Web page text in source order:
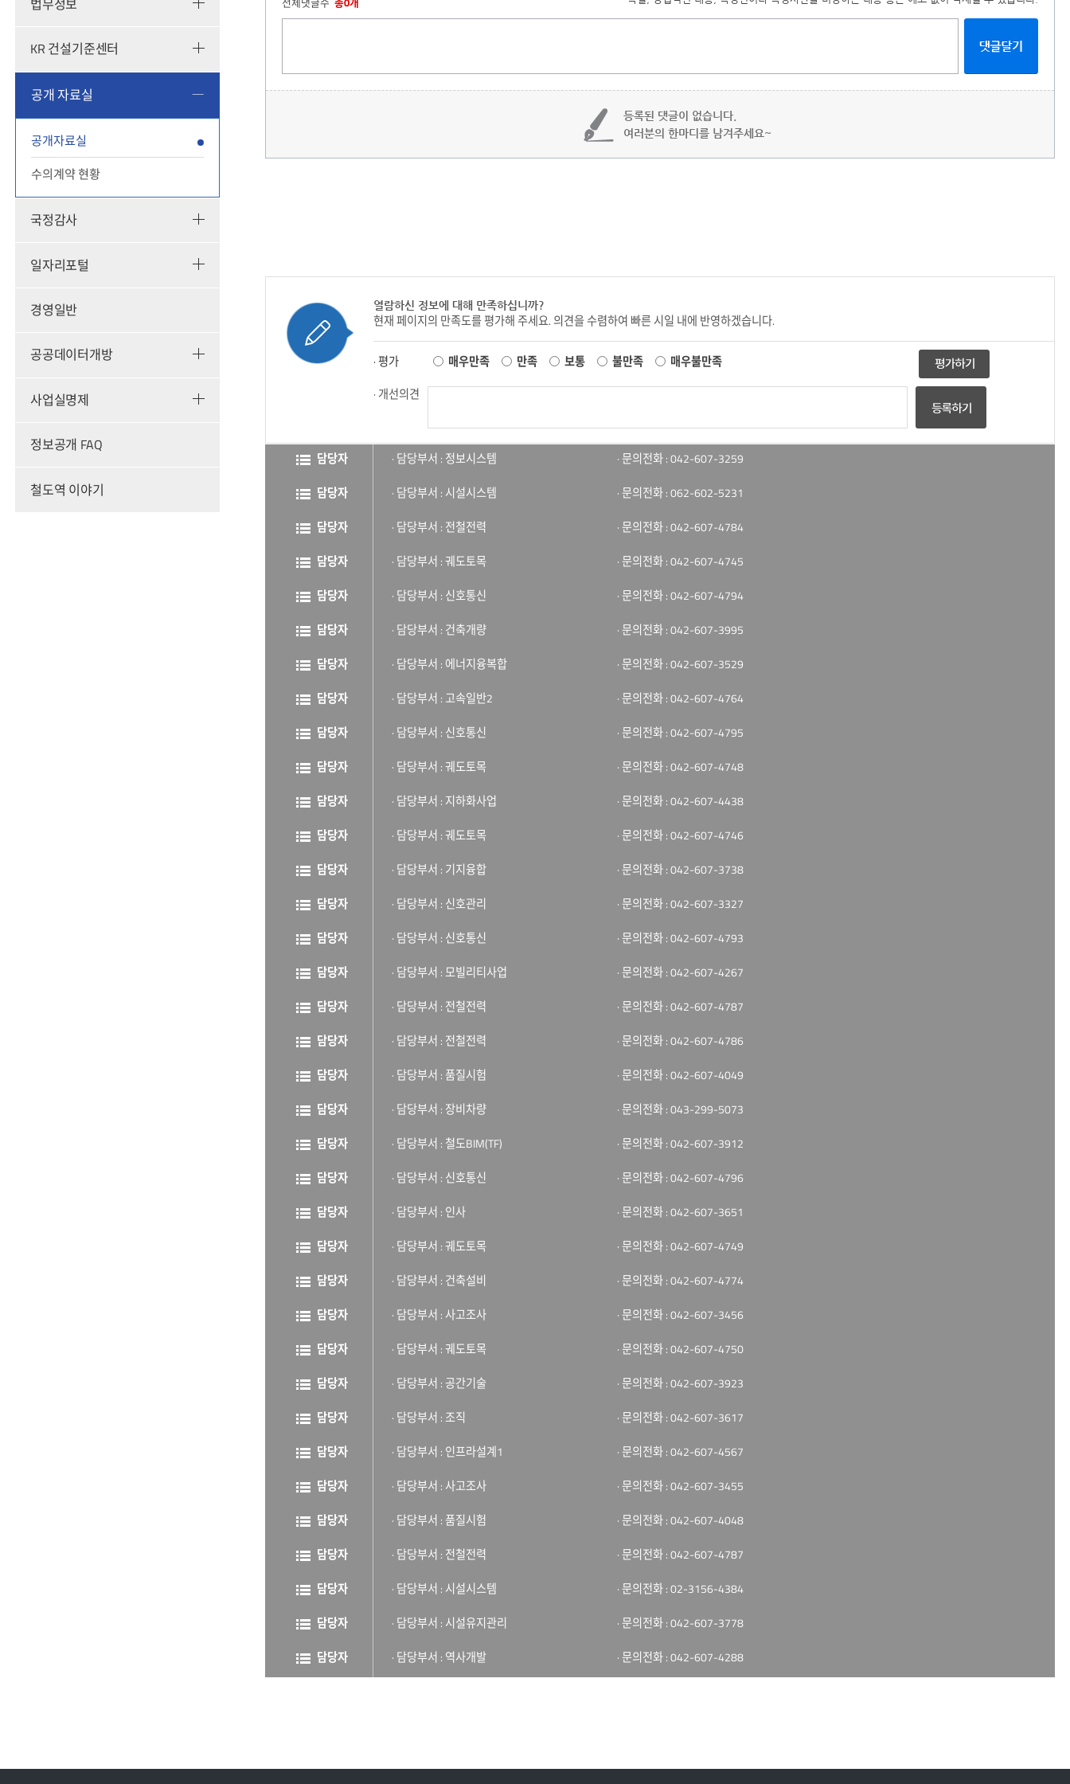
법무정보
KR 건설기준센터
공개 자료실
공개자료실
수의계약 현황
국정감사
일자리포털
경영일반
공공데이터개방
사업실명제
정보공개 FAQ
철도역 이야기
등록된 댓글이 없습니다.
여러분의 한마디를 남겨주세요~
열람하신 정보에 대해 만족하십니까?
현재 페이지의 만족도를 평가해 주세요. 의견을 수렴하여 빠른 시일 내에 반영하겠습니다.
· 평가 매우만족 만족 보통 불만족
매우불만족
· 개선의견
담당자 · 담당부서 : 정보시스템
· 문의전화 : 042-607-3259
담당자
· 담당부서 : 시설시스템
· 문의전화 : 062-602-5231
담당자
· 담당부서 : 전철전력
· 문의전화 : 042-607-4784
담당자
· 담당부서 : 궤도토목
· 문의전화 : 042-607-4745
담당자
· 담당부서 : 신호통신
· 문의전화 : 042-607-4794
담당자
· 담당부서 : 건축개량
· 문의전화 : 042-607-3995
담당자
· 담당부서 : 에너지융복합
· 문의전화 : 042-607-3529
담당자
· 담당부서 : 고속일반2
· 문의전화 : 042-607-4764
담당자
· 담당부서 : 신호통신
· 문의전화 : 042-607-4795
담당자
· 담당부서 : 궤도토목
· 문의전화 : 042-607-4748
담당자
· 담당부서 : 지하화사업
· 문의전화 : 042-607-4438
담당자
· 담당부서 : 궤도토목
· 문의전화 : 042-607-4746
담당자
· 담당부서 : 기지융합
· 문의전화 : 042-607-3738
담당자
· 담당부서 : 신호관리
· 문의전화 : 042-607-3327
담당자
· 담당부서 : 신호통신
· 문의전화 : 042-607-4793
담당자
· 담당부서 : 모빌리티사업
· 문의전화 : 042-607-4267
담당자
· 담당부서 : 전철전력
· 문의전화 : 042-607-4787
담당자
· 담당부서 : 전철전력
· 문의전화 : 042-607-4786
담당자
· 담당부서 : 품질시험
· 문의전화 : 042-607-4049
담당자
· 담당부서 : 장비차량
· 문의전화 : 043-299-5073
담당자
· 담당부서 : 철도BIM(TF)
· 문의전화 : 042-607-3912
담당자
· 담당부서 : 신호통신
· 문의전화 : 042-607-4796
담당자
· 담당부서 : 인사
· 문의전화 : 042-607-3651
담당자
· 담당부서 : 궤도토목
· 문의전화 : 042-607-4749
담당자
· 담당부서 : 건축설비
· 문의전화 : 042-607-4774
담당자
· 담당부서 : 사고조사
· 문의전화 : 042-607-3456
담당자
· 담당부서 : 궤도토목
· 문의전화 : 042-607-4750
담당자
· 담당부서 : 공간기술
· 문의전화 : 042-607-3923
담당자
· 담당부서 : 조직
· 문의전화 : 042-607-3617
담당자
· 담당부서 : 인프라설계1
· 문의전화 : 042-607-4567
담당자
· 담당부서 : 사고조사
· 문의전화 : 042-607-3455
담당자
· 담당부서 : 품질시험
· 문의전화 : 042-607-4048
담당자
· 담당부서 : 전철전력
· 문의전화 : 042-607-4787
담당자
· 담당부서 : 시설시스템
· 문의전화 : 02-3156-4384
담당자
· 담당부서 : 시설유지관리
· 문의전화 : 042-607-3778
담당자
· 담당부서 : 역사개발 · 문의전화 : 042-607-4288